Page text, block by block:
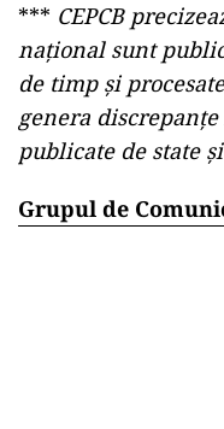
*** CEPCB
național sunt
de timp și
genera
publicate de state
Grupul de